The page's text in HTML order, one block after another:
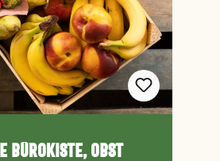
Bürokiste, Obst